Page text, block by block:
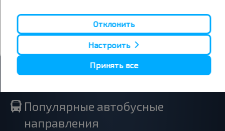
Подписаться
Популярные автобусные
направления
Отклонить
Настроить
Принять все